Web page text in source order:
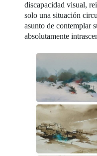
discapacidad visual,
solo una situación
asunto de contemplar
absolutamente